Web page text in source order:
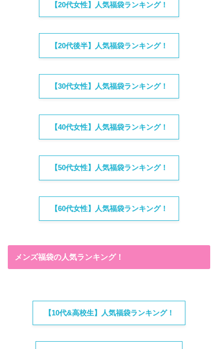
【20代女性】人気福袋ランキング！
【20代後半】人気福袋ランキング！
【30代女性】人気福袋ランキング！
【40代女性】人気福袋ランキング！
【50代女性】人気福袋ランキング！
【60代女性】人気福袋ランキング！
メンズ福袋の人気ランキング！
【10代&高校生】人気福袋ランキング！